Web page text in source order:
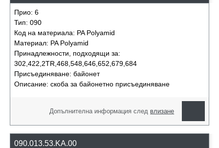
Прио: 6
Тип: 090
Код на материала: PA Polyamid
Материал: PA Polyamid
Принадлежности, подходящи за:
302,422,2TR,468,548,646,652,679,684
Присъединяване: байонет
Описание: скоба за байонетно присъединяване
Допълнителна информация след влизане
090.013.53.KA.00